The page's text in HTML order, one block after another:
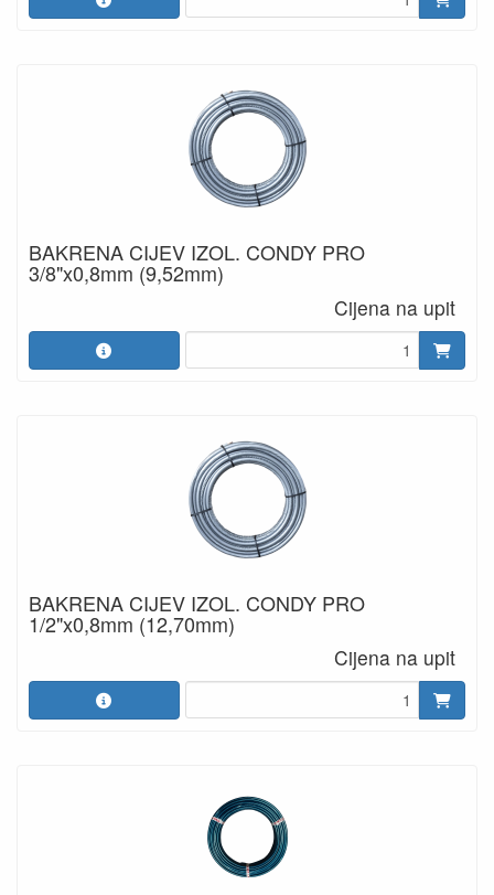
BAKRENA CIJEV IZOL. CONDY PRO
3/8"x0,8mm (9,52mm)
Cijena na upit
BAKRENA CIJEV IZOL. CONDY PRO
1/2"x0,8mm (12,70mm)
Cijena na upit